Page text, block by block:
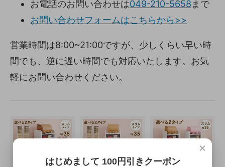
お電話のお問い合わせは049-210-5658 まで
お問い合わせフォームはこちらから>>
営業時間は8:00~21:00ですが、少しくらい早い時
間でも、逆に遅い時間でも対応いたします。お気
軽にお問い合わせください。
×
はじめまして 100円引きクーポン